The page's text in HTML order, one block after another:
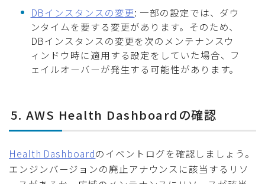
DBインスタンスの変更: 一部の設定では、ダウ
ンタイムを要する変更があります。そのため、
DBインスタンスの変更を次のメンテナンスウ
ィンドウ時に適用する設定をしていた場合、フ
ェイルオーバーが発生する可能性があります。
5. AWS Health Dashboardの確認
Health Dashboardのイベントログを確認しましょう。
エンジンバージョンの廃止アナウンスに該当するリソ